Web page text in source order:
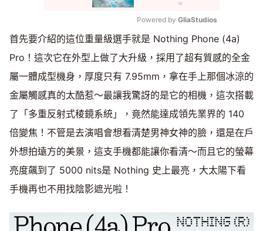
Mute
Powered by GliaStudios
首先要介紹的這位重量級選手就是 Nothing Phone (4a)
Pro！這次它在外型上做了大升級，採用了超有質感的全金
屬一體成型機身，厚度只有 7.95mm，拿在手上那個冰涼的
金屬觸感真的太酷惹～最讓我驚訝的是它的相機，這次搭載
了「多重反射式稜鏡系統」，竟然能達成領先業界的 140
倍變焦！不管是去演唱會想看清楚男神女神的臉，還是在戶
外想拍遠方的美景，這支手機都能讓你看清～而且它的螢幕
亮度飆到了 5000 nits是 Nothing 史上最亮，大太陽下看
手機再也不用找陰影遮光啦！